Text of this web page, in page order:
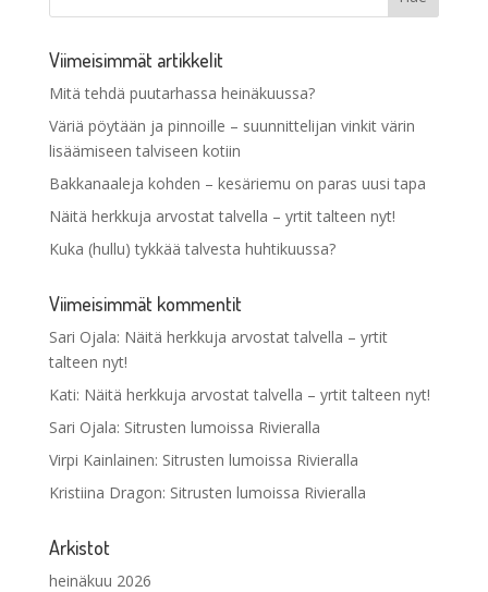
Viimeisimmät artikkelit
Mitä tehdä puutarhassa heinäkuussa?
Väriä pöytään ja pinnoille – suunnittelijan vinkit värin
lisäämiseen talviseen kotiin
Bakkanaaleja kohden – kesäriemu on paras uusi tapa
Näitä herkkuja arvostat talvella – yrtit talteen nyt!
Kuka (hullu) tykkää talvesta huhtikuussa?
Viimeisimmät kommentit
Sari Ojala: Näitä herkkuja arvostat talvella – yrtit
talteen nyt!
Kati: Näitä herkkuja arvostat talvella – yrtit talteen nyt!
Sari Ojala: Sitrusten lumoissa Rivieralla
Virpi Kainlainen: Sitrusten lumoissa Rivieralla
Kristiina Dragon: Sitrusten lumoissa Rivieralla
Arkistot
heinäkuu 2026